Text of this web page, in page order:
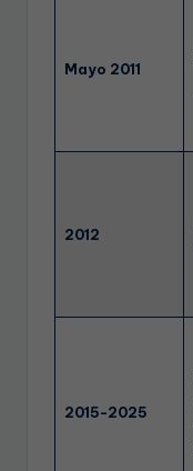
Mayo 2011
2012
2015-2025